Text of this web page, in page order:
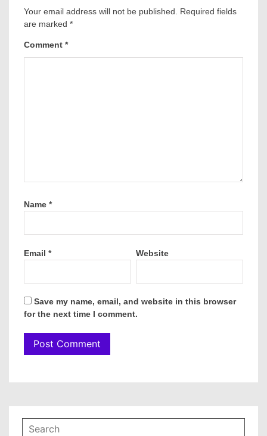
Your email address will not be published.
Required fields
are marked *
Comment *
Name *
Email * Website
Save my name, email, and website in this browser
for the next time I comment.